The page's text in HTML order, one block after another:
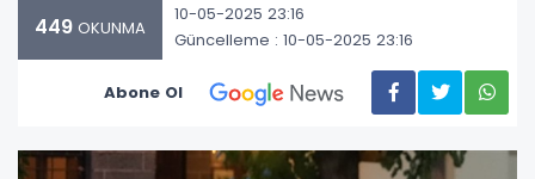
449 OKUNMA
10-05-2025 23:16
Güncelleme : 10-05-2025 23:16
Abone Ol